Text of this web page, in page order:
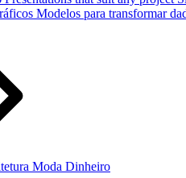
Modelos para transformar
Moda Dinheiro